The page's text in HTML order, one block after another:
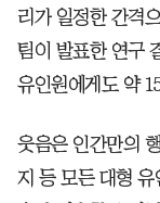
리가 일정한 간격
팀이 발표한 연구
유인원에게도 약
웃음은 인간만의
지 등 모든 대형